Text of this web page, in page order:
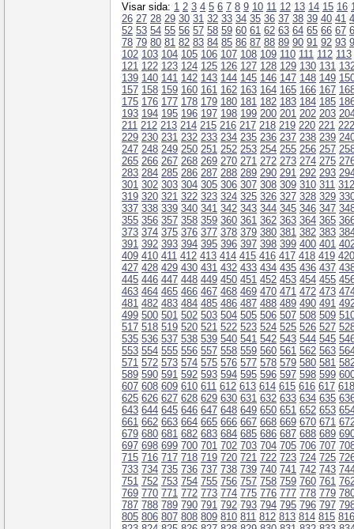
Visar sida: 1 2 3 4 5 6 7 8 9 10 11 12 13 14 15 16
26 27 28 29 30 31 32 33 34 35 36 37 38 39 40 41
52 53 54 55 56 57 58 59 60 61 62 63 64 65 66 67
78 79 80 81 82 83 84 85 86 87 88 89 90 91 92 93
102 103 104 105 106 107 108 109 110 111 112 113
121 122 123 124 125 126 127 128 129 130 131
139 140 141 142 143 144 145 146 147 148 149
157 158 159 160 161 162 163 164 165 166 167
175 176 177 178 179 180 181 182 183 184 185
193 194 195 196 197 198 199 200 201 202 203
211 212 213 214 215 216 217 218 219 220 221 222
229 230 231 232 233 234 235 236 237 238 239
247 248 249 250 251 252 253 254 255 256 257
265 266 267 268 269 270 271 272 273 274 275
283 284 285 286 287 288 289 290 291 292 293
301 302 303 304 305 306 307 308 309 310 311 312
319 320 321 322 323 324 325 326 327 328 329
337 338 339 340 341 342 343 344 345 346 347
355 356 357 358 359 360 361 362 363 364 365
373 374 375 376 377 378 379 380 381 382 383
391 392 393 394 395 396 397 398 399 400 401
409 410 411 412 413 414 415 416 417 418 419 420
427 428 429 430 431 432 433 434 435 436 437
445 446 447 448 449 450 451 452 453 454 455
463 464 465 466 467 468 469 470 471 472 473
481 482 483 484 485 486 487 488 489 490 491
499 500 501 502 503 504 505 506 507 508 509
517 518 519 520 521 522 523 524 525 526 527
535 536 537 538 539 540 541 542 543 544 545
553 554 555 556 557 558 559 560 561 562 563
571 572 573 574 575 576 577 578 579 580 581
589 590 591 592 593 594 595 596 597 598 599
607 608 609 610 611 612 613 614 615 616 617 618
625 626 627 628 629 630 631 632 633 634 635
643 644 645 646 647 648 649 650 651 652 653
661 662 663 664 665 666 667 668 669 670 671
679 680 681 682 683 684 685 686 687 688 689
697 698 699 700 701 702 703 704 705 706 707
715 716 717 718 719 720 721 722 723 724 725
733 734 735 736 737 738 739 740 741 742 743
751 752 753 754 755 756 757 758 759 760 761
769 770 771 772 773 774 775 776 777 778 779
787 788 789 790 791 792 793 794 795 796 797
805 806 807 808 809 810 811 812 813 814 815 816